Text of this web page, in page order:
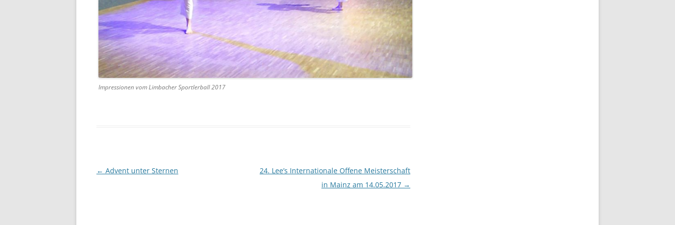
Impressionen vom Limbacher Sportlerball 2017
Beitragsnavigation
← Advent unter Sternen
24. Lee’s Internationale Offene Meisterschaft
in Mainz am 14.05.2017 →